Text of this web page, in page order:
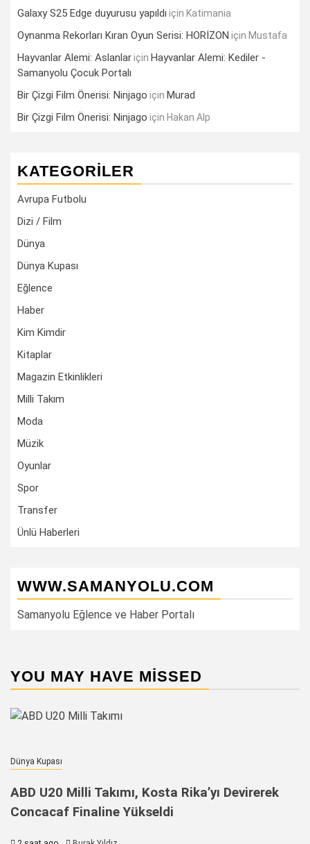
Galaxy S25 Edge duyurusu yapıldı için Katimania
Oynanma Rekorları Kıran Oyun Serisi: HORİZON için Mustafa
Hayvanlar Alemi: Aslanlariçin Hayvanlar Alemi: Kediler -
Samanyolu Çocuk Portalı
Bir Çizgi Film Önerisi: Ninjago için Murad
Bir Çizgi Film Önerisi: Ninjago için Hakan Alp
KATEGORILER
Avrupa Futbolu
Dizi / Film
Dünya
Dünya Kupası
Eğlence
Haber
Kim Kimdir
Kitaplar
Magazin Etkinlikleri
Milli Takım
Moda
Müzik
Oyunlar
Spor
Transfer
Ünlü Haberleri
WWW.SAMANYOLU.COM
Samanyolu Eğlence ve Haber Portalı
YOU MAY HAVE MISSED
Dünya Kupası
ABD U20 Milli Takımı, Kosta Rika’yı Devirerek
Concacaf Finaline Yükseldi